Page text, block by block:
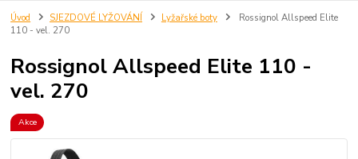
Úvod SJEZDOVÉ LYŽOVÁNÍ Lyžařské boty
Rossignol Allspeed Elite
110 - vel. 270
Rossignol Allspeed Elite 110 -
vel. 270
Akce